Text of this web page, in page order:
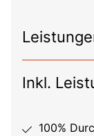
Inkl.
100%